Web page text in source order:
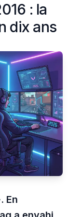
: la
dix ans
En